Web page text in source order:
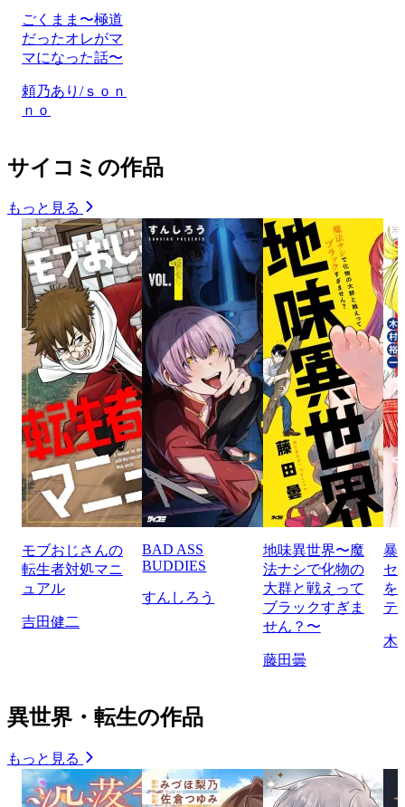
ごくまま〜極道
だったオレがマ
マになった話〜
頼乃あり/ｓｏｎ
ｎｏ
サイコミの作品
もっと見る
モブおじさんの
転生者対処マニ
ュアル
吉田健二
BAD ASS
BUDDIES
すんしろう
地味異世界〜魔
法ナシで化物の
大群と戦えって
ブラックすぎま
せん？〜
藤田曇
暴
セ
を
テ
木
異世界・転生の作品
もっと見る